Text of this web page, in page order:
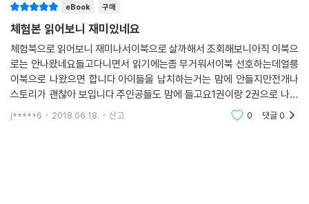
eBook 구매
체험본 읽어보니 재미있네요
체험북으로 읽어보니 재미나서이북으로 살까해서 조회해보니아직 이북으
로는 안나왔네요들고다니면서 읽기에는좀 무거워서이북 선호하는데얼릉
이북으로 나왔으면 합니다.아이들을 납치하는거는 맘에 안들지만전개나
스토리가 괜찮아 보입니다.주인공들도 맘에 들고요1권이랑 2권으로 나누
어져 있던데1,2권 다 이북으로 빠른시일내에 만나보고 싶습니다.
j*****6 2018.06.18. 신고 0 댓글0